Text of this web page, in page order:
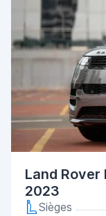
Land Rover
2023
Sièges